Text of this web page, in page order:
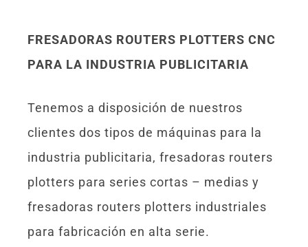
FRESADORAS ROUTERS PLOTTERS CNC
PARA LA INDUSTRIA PUBLICITARIA
Tenemos a disposición de nuestros
clientes dos tipos de máquinas para la
industria publicitaria, fresadoras routers
plotters para series cortas – medias y
fresadoras routers plotters industriales
para fabricación en alta serie.